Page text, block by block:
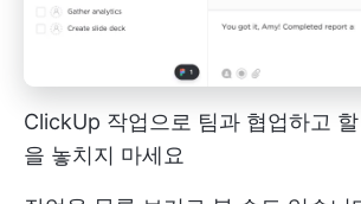
ClickUp 작업으로 팀과 협업하고
을 놓치지 마세요